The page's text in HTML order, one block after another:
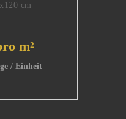
cm
m²